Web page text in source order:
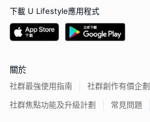
下載 U Lifestyle應用程式
關於
社群最強使用指南
社群創作有價企劃
社群焦點功能及升級計劃
常見問題